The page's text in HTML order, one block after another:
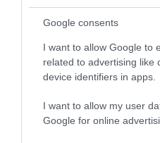
Google consents
I want to allow Google to
related to advertising like
device identifiers in apps.
I want to allow my user
Google for online
kétszintes repülőgépét, a
utasszállító repülőgépét
pedig 2017-ben Lily
étterem.
Nyitókép: Instagram